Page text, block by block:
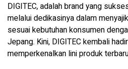
DIGITEC, adalah brand yang
melalui dedikasinya dalam
sesuai kebutuhan konsumen
Jepang. Kini, DIGITEC kembali
memperkenalkan lini produk